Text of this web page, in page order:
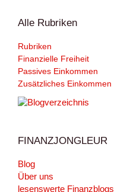
Alle Rubriken
Rubriken
Finanzielle Freiheit
Passives Einkommen
Zusätzliches Einkommen
FINANZJONGLEUR
Blog
Über uns
lesenswerte Finanzblogs